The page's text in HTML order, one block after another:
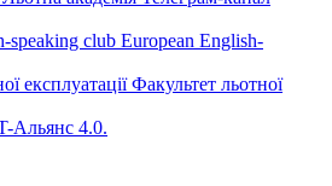
European English-
Факультет льотної
Альянс 4.0.